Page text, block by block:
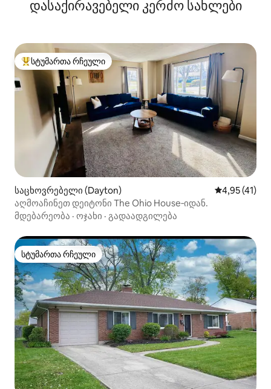
დასაქირავებელი კერძო სახლები
სტუმართა რჩეული მოწინავე ვარიანტი
სტუმართა რჩეული
საცხოვრებელი (Dayton) საშუალო
4,95 (41)
აღმოაჩინეთ დეიტონი The Ohio House‑იდან.
მდებარეობა · ოჯახი · გადაადგილება
სტუმართა რჩეული
სტუმართა რჩეული